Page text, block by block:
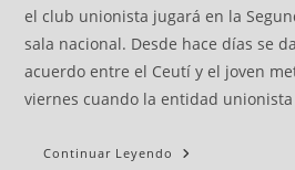
el club unionista jugará en la
sala nacional. Desde hace días se
acuerdo entre el Ceutí y el joven
viernes cuando la entidad
Continuar Leyendo